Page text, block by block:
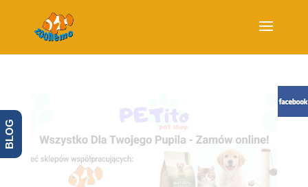
BLOG